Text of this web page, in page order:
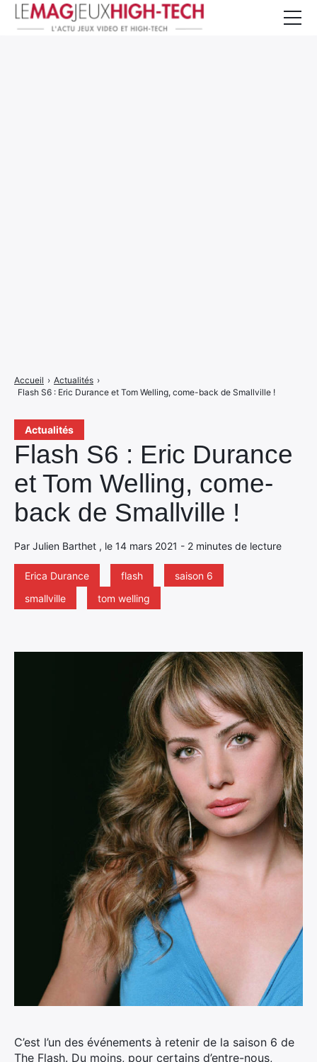
Actualités
Flash S6 : Eric Durance
et Tom Welling, come-
back de Smallville !
Par Julien Barthet , le 14 mars 2021 - 2 minutes de lecture
Erica Durance flash
saison 6
smallville
tom welling
Accueil › Actualités ›
Flash S6 : Eric Durance et Tom Welling, come-back de Smallville !
C’est l’un des événements à retenir de la saison 6 de
The Flash. Du moins, pour certains d’entre-nous,